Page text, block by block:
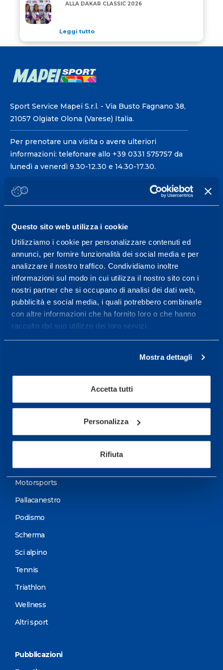
Questo sito web utilizza i cookie
Utilizziamo i cookie per personalizzare contenuti ed
annunci, per fornire funzionalità dei social media e per
analizzare il nostro traffico. Condividiamo inoltre
informazioni sul modo in cui utilizza il nostro sito con i
nostri partner che si occupano di analisi dei dati web,
pubblicità e social media, i quali potrebbero combinarle
con altre informazioni che ha fornito loro o che hanno
raccolto dal suo utilizzo dei loro servizi.
Mostra dettagli
Accetta tutti
Personalizza
Rifiuta
MAPEI E RACHELE SOMASCHINI INSIEME ALLA
ALLA DAKAR CLASSIC 2026
Leggi tutto
Sport Service Mapei S.r.l. - Via Busto Fagnano 38,
21057 Olgiate Olona (Varese) Italia.
Per prenotare una visita o avere ulteriori
informazioni: telefonare allo +39 0331 575757 da
lunedì a venerdì 9.30-12.30 e 14.30-17.30.
ORARI DI APERTURA RECEPTION
Centro servizi per l'alta
prestazione ed il
wellness.
Maggiori informazioni
Servizi
Test di valutazione
Motorsports
Pallacanestro
Podismo
Scherma
Sci alpino
Tennis
Triathlon
Wellness
Altri sport
Pubblicazioni